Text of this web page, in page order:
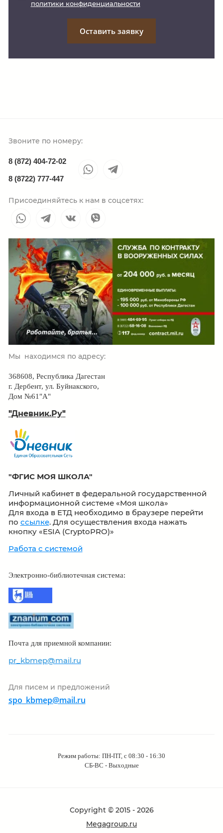
политики конфиденциальности
Оставить заявку
Звоните по номеру:
8 (872) 404-72-02
8 (8722) 777-447
Присоединяйтесь к нам в соцсетях:
Мы находимся по адресу:
368608, Республика Дагестан
г. Дербент, ул. Буйнакского,
Дом №61"А"
"Дневник.Ру"
"ФГИС МОЯ ШКОЛА"
Личный кабинет в федеральной государственной
информационной системе «Моя школа»
Для входа в ЕТД необходимо в браузере перейти
по ссылке. Для осуществления входа нажать
кнопку «ESIA (CryptoPRO)»
Работа с системой
Электронно-библиотечная система:
Почта для приемной компании:
pr_kbmep@mail.ru
Для писем и предложений
spo_kbmep@mail.ru
Режим работы: ПН-ПТ, с 08:30 - 16:30
СБ-ВС - Выходные
Copyright © 2015 - 2026
Megagroup.ru